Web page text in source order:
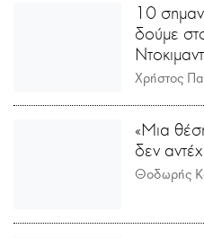
10
δούμε
Χρήστος
«Μια
δεν
Θοδωρής